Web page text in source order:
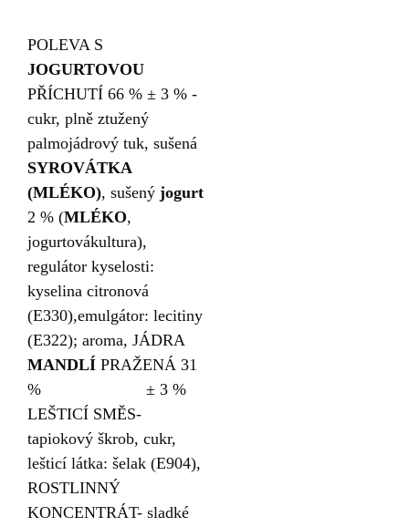
POLEVA S
JOGURTOVOU
PŘÍCHUTÍ 66 % ± 3 % -
cukr, plně ztužený
palmojádrový tuk, sušená
SYROVÁTKA
(MLÉKO), sušený jogurt
2 % (MLÉKO,
jogurtovákultura),
regulátor kyselosti:
kyselina citronová
(E330),emulgátor: lecitiny
(E322); aroma, JÁDRA
MANDLÍ PRAŽENÁ 31
% ± 3 %
LEŠTICÍ SMĚS-
tapiokový škrob, cukr,
lešticí látka: šelak (E904),
ROSTLINNÝ
KONCENTRÁT- sladké